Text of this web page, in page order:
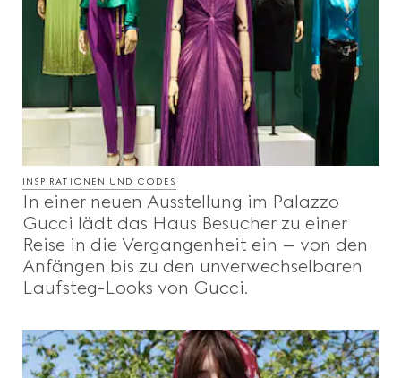
INSPIRATIONEN UND CODES
In einer neuen Ausstellung im Palazzo
Gucci lädt das Haus Besucher zu einer
Reise in die Vergangenheit ein – von den
Anfängen bis zu den unverwechselbaren
Laufsteg-Looks von Gucci.